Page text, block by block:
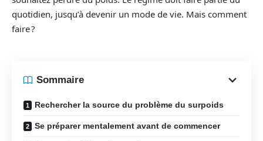
quotidien, jusqu’à devenir un mode de vie. Mais comment
faire ?
Sommaire
Rechercher la source du problème du surpoids
Se préparer mentalement avant de commencer